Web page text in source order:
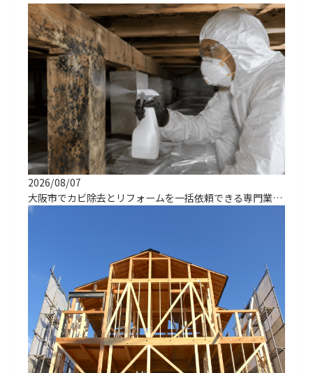
2026/08/07
大阪市でカビ除去とリフォームを一括依頼できる専門業者の選び方